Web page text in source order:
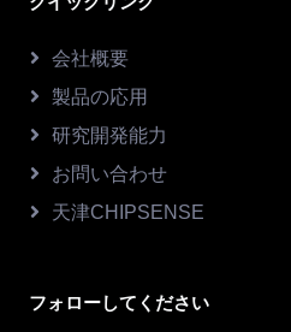
会社概要
製品の応用
研究開発能力
お問い合わせ
天津CHIPSENSE
フォローしてください